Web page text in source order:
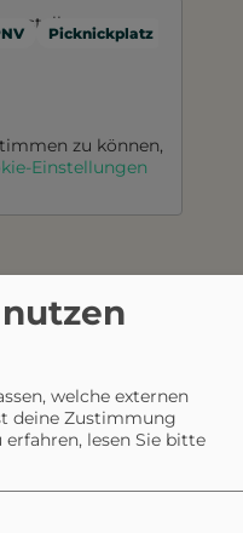
Picknickplatz
externe
zu können,
Einstellungen
in
welche externen
deine Zustimmung
lesen Sie bitte